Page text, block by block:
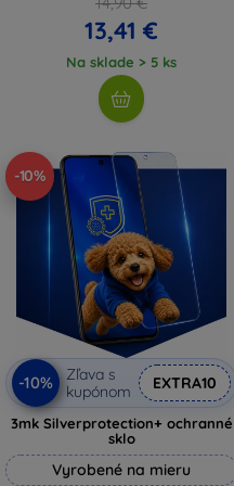
13,41 €
Na sklade > 5 ks
-10%
-10%
Zľava s
kupónom
EXTRA10
3mk Silverprotection+ ochranné
sklo
Vyrobené na mieru